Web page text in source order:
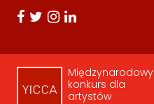
Międzynarodowy
konkurs dla
artystów